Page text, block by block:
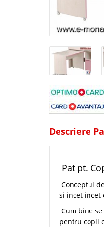
Descriere
Pat pt.
Conceptul
si incet incet
Cum bine
pentru copii